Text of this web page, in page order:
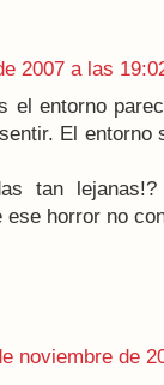
2007 a las
el entorno
El entorno
tan
horror no
noviembre de